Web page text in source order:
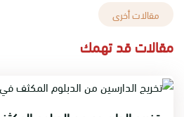
مقالات أخرى
مقالات قد تهمك